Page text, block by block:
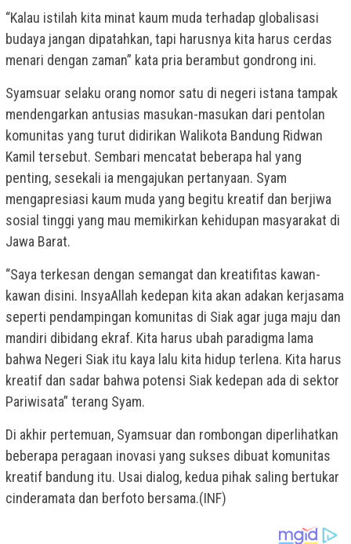
“Kalau istilah kita minat kaum muda terhadap globalisasi
budaya jangan dipatahkan, tapi harusnya kita harus cerdas
menari dengan zaman” kata pria berambut gondrong ini.
Syamsuar selaku orang nomor satu di negeri istana tampak
mendengarkan antusias masukan-masukan dari pentolan
komunitas yang turut didirikan Walikota Bandung Ridwan
Kamil tersebut. Sembari mencatat beberapa hal yang
penting, sesekali ia mengajukan pertanyaan. Syam
mengapresiasi kaum muda yang begitu kreatif dan berjiwa
sosial tinggi yang mau memikirkan kehidupan masyarakat di
Jawa Barat.
“Saya terkesan dengan semangat dan kreatifitas kawan-
kawan disini. InsyaAllah kedepan kita akan adakan kerjasama
seperti pendampingan komunitas di Siak agar juga maju dan
mandiri dibidang ekraf. Kita harus ubah paradigma lama
bahwa Negeri Siak itu kaya lalu kita hidup terlena. Kita harus
kreatif dan sadar bahwa potensi Siak kedepan ada di sektor
Pariwisata” terang Syam.
Di akhir pertemuan, Syamsuar dan rombongan diperlihatkan
beberapa peragaan inovasi yang sukses dibuat komunitas
kreatif bandung itu. Usai dialog, kedua pihak saling bertukar
cinderamata dan berfoto bersama.(INF)